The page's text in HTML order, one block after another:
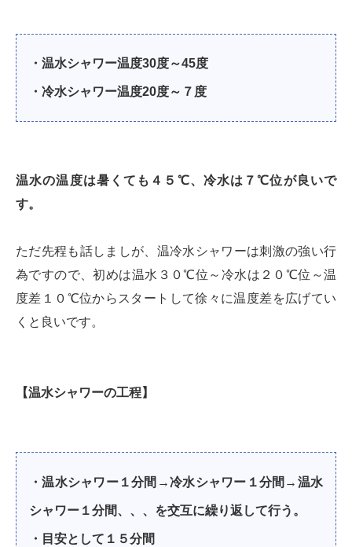
・温水シャワー温度30度～45度
・冷水シャワー温度20度～７度
温水の温度は暑くても４５℃、冷水は７℃位が良いで
す。
ただ先程も話しましが、温冷水シャワーは刺激の強い行
為ですので、初めは温水３０℃位～冷水は２０℃位～温
度差１０℃位からスタートして徐々に温度差を広げてい
くと良いです。
【温水シャワーの工程】
・温水シャワー１分間→冷水シャワー１分間→温水
シャワー１分間、、、を交互に繰り返して行う。
・目安として１５分間